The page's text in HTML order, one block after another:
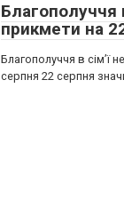
Благополуччя
прикмети на
Благополуччя в сім’ї
серпня 22 серпня